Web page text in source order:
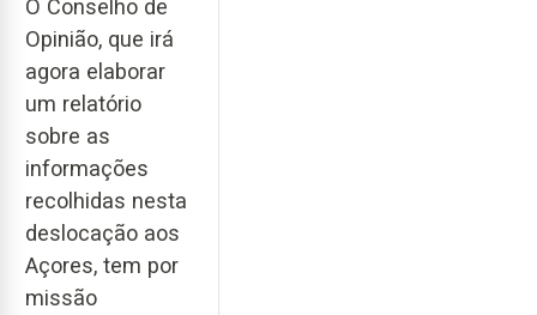
O Conselho de
Opinião, que irá
agora elaborar
um relatório
sobre as
informações
recolhidas nesta
deslocação aos
Açores, tem por
missão